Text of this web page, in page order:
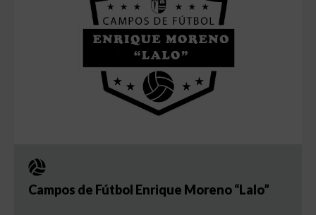
Campos de Fútbol Enrique Moreno “Lalo”